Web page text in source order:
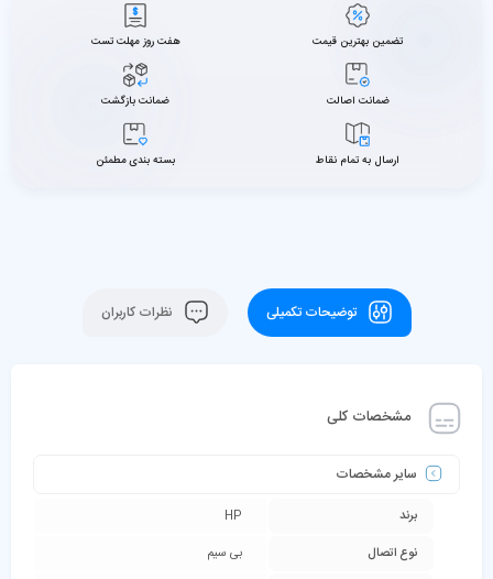
تضمین بهترین قیمت هفت روز مهلت تست
ضمانت اصالت ضمانت بازگشت
ارسال به تمام نقاط بسته بندی مطمئن
توضیحات تکمیلی نظرات کاربران
مشخصات کلی
سایر مشخصات
برند
HP
نوع اتصال
بی سیم